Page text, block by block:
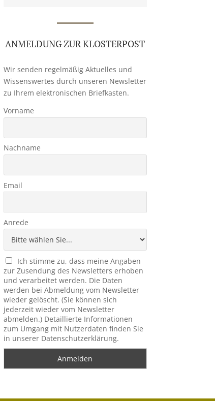
ANMELDUNG ZUR KLOSTERPOST
Wir senden regelmäßig Aktuelles und
Wissenswertes durch unseren Newsletter
zu Ihrem elektronischen Briefkasten.
Vorname
Nachname
Email
Anrede
Ich stimme zu, dass meine Angaben
zur Zusendung des Newsletters erhoben
und verarbeitet werden. Die Daten
werden bei Abmeldung vom Newsletter
wieder gelöscht. (Sie können sich
jederzeit wieder vom Newsletter
abmelden.) Detaillierte Informationen
zum Umgang mit Nutzerdaten finden Sie
in unserer Datenschutzerklärung.